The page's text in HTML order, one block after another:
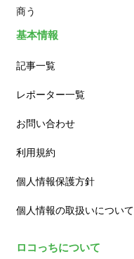
商う
基本情報
記事一覧
レポーター一覧
お問い合わせ
利用規約
個人情報保護方針
個人情報の取扱いについて
ロコっちについて